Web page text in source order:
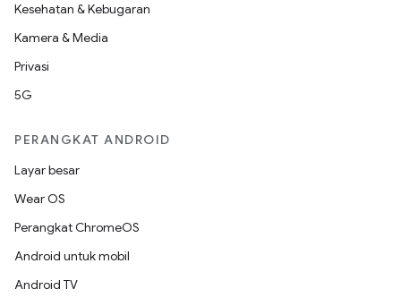
Kesehatan & Kebugaran
Kamera & Media
Privasi
5G
PERANGKAT ANDROID
Layar besar
Wear OS
Perangkat ChromeOS
Android untuk mobil
Android TV